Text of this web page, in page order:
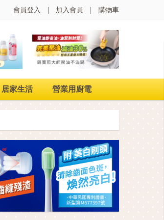
會員登入 加入會員 購物車
居家生活 營業用廚電